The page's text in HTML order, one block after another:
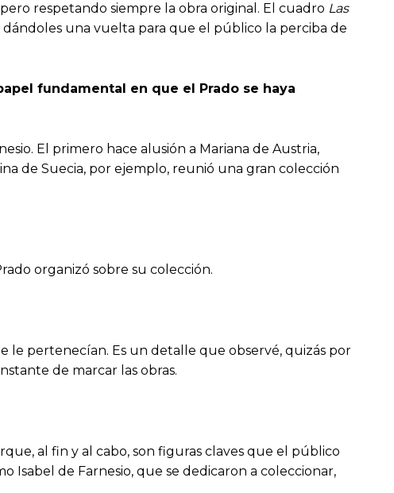
respetando siempre la obra original. El cuadro Las
una vuelta para que el público la perciba de
fundamental en que el Prado se haya
El primero hace alusión a Mariana de Austria,
de Suecia, por ejemplo, reunió una gran colección
organizó sobre su colección.
le pertenecían. Es un detalle que observé, quizás por
de marcar las obras.
al fin y al cabo, son figuras claves que el público
Isabel de Farnesio, que se dedicaron a coleccionar,